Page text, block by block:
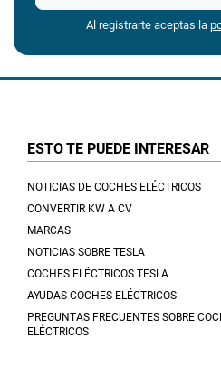
Al registrarte aceptas la
ESTO TE PUEDE INTERESAR
NOTICIAS DE COCHES ELÉCTRICOS
CONVERTIR KW A CV
MARCAS
NOTICIAS SOBRE TESLA
COCHES ELÉCTRICOS TESLA
AYUDAS COCHES ELÉCTRICOS
PREGUNTAS FRECUENTES SOBRE
ELÉCTRICOS